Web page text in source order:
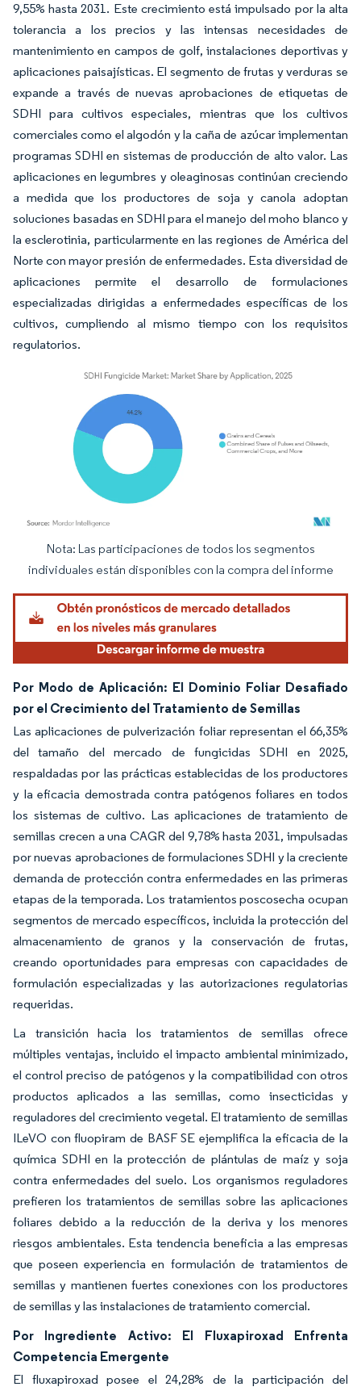
9,55% hasta 2031. Este crecimiento está impulsado por la alta
tolerancia a los precios y las intensas necesidades de
mantenimiento en campos de golf, instalaciones deportivas y
aplicaciones paisajísticas. El segmento de frutas y verduras se
expande a través de nuevas aprobaciones de etiquetas de
SDHI para cultivos especiales, mientras que los cultivos
comerciales como el algodón y la caña de azúcar implementan
programas SDHI en sistemas de producción de alto valor. Las
aplicaciones en legumbres y oleaginosas continúan creciendo
a medida que los productores de soja y canola adoptan
soluciones basadas en SDHI para el manejo del moho blanco y
la esclerotinia, particularmente en las regiones de América del
Norte con mayor presión de enfermedades. Esta diversidad de
aplicaciones permite el desarrollo de formulaciones
especializadas dirigidas a enfermedades específicas de los
cultivos, cumpliendo al mismo tiempo con los requisitos
regulatorios.
Imagen © Mordor Intelligence. El uso requiere atribución según CC BY 4.0.
Nota: Las participaciones de todos los segmentos
individuales están disponibles con la compra del informe
Por Modo de Aplicación: El Dominio Foliar Desafiado
por el Crecimiento del Tratamiento de Semillas
Las aplicaciones de pulverización foliar representan el 66,35%
del tamaño del mercado de fungicidas SDHI en 2025,
respaldadas por las prácticas establecidas de los productores
y la eficacia demostrada contra patógenos foliares en todos
los sistemas de cultivo. Las aplicaciones de tratamiento de
semillas crecen a una CAGR del 9,78% hasta 2031, impulsadas
por nuevas aprobaciones de formulaciones SDHI y la creciente
demanda de protección contra enfermedades en las primeras
etapas de la temporada. Los tratamientos poscosecha ocupan
segmentos de mercado específicos, incluida la protección del
almacenamiento de granos y la conservación de frutas,
creando oportunidades para empresas con capacidades de
formulación especializadas y las autorizaciones regulatorias
requeridas.
La transición hacia los tratamientos de semillas ofrece
múltiples ventajas, incluido el impacto ambiental minimizado,
el control preciso de patógenos y la compatibilidad con otros
productos aplicados a las semillas, como insecticidas y
reguladores del crecimiento vegetal. El tratamiento de semillas
ILeVO con fluopiram de BASF SE ejemplifica la eficacia de la
química SDHI en la protección de plántulas de maíz y soja
contra enfermedades del suelo. Los organismos reguladores
prefieren los tratamientos de semillas sobre las aplicaciones
foliares debido a la reducción de la deriva y los menores
riesgos ambientales. Esta tendencia beneficia a las empresas
que poseen experiencia en formulación de tratamientos de
semillas y mantienen fuertes conexiones con los productores
de semillas y las instalaciones de tratamiento comercial.
Por Ingrediente Activo: El Fluxapiroxad Enfrenta
Competencia Emergente
El fluxapiroxad posee el 24,28% de la participación del